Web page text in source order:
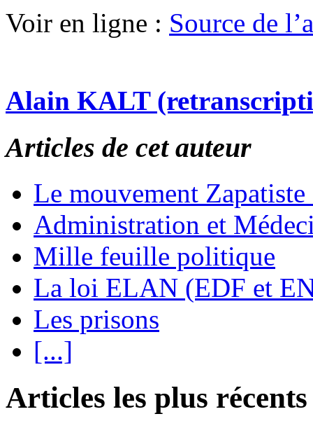
Voir en ligne : Source de
Alain KALT
Articles de cet auteur
Le mouvement
Administration et
Mille feuille politique
La loi ELAN (EDF et
Les prisons
[...]
Articles les plus récents